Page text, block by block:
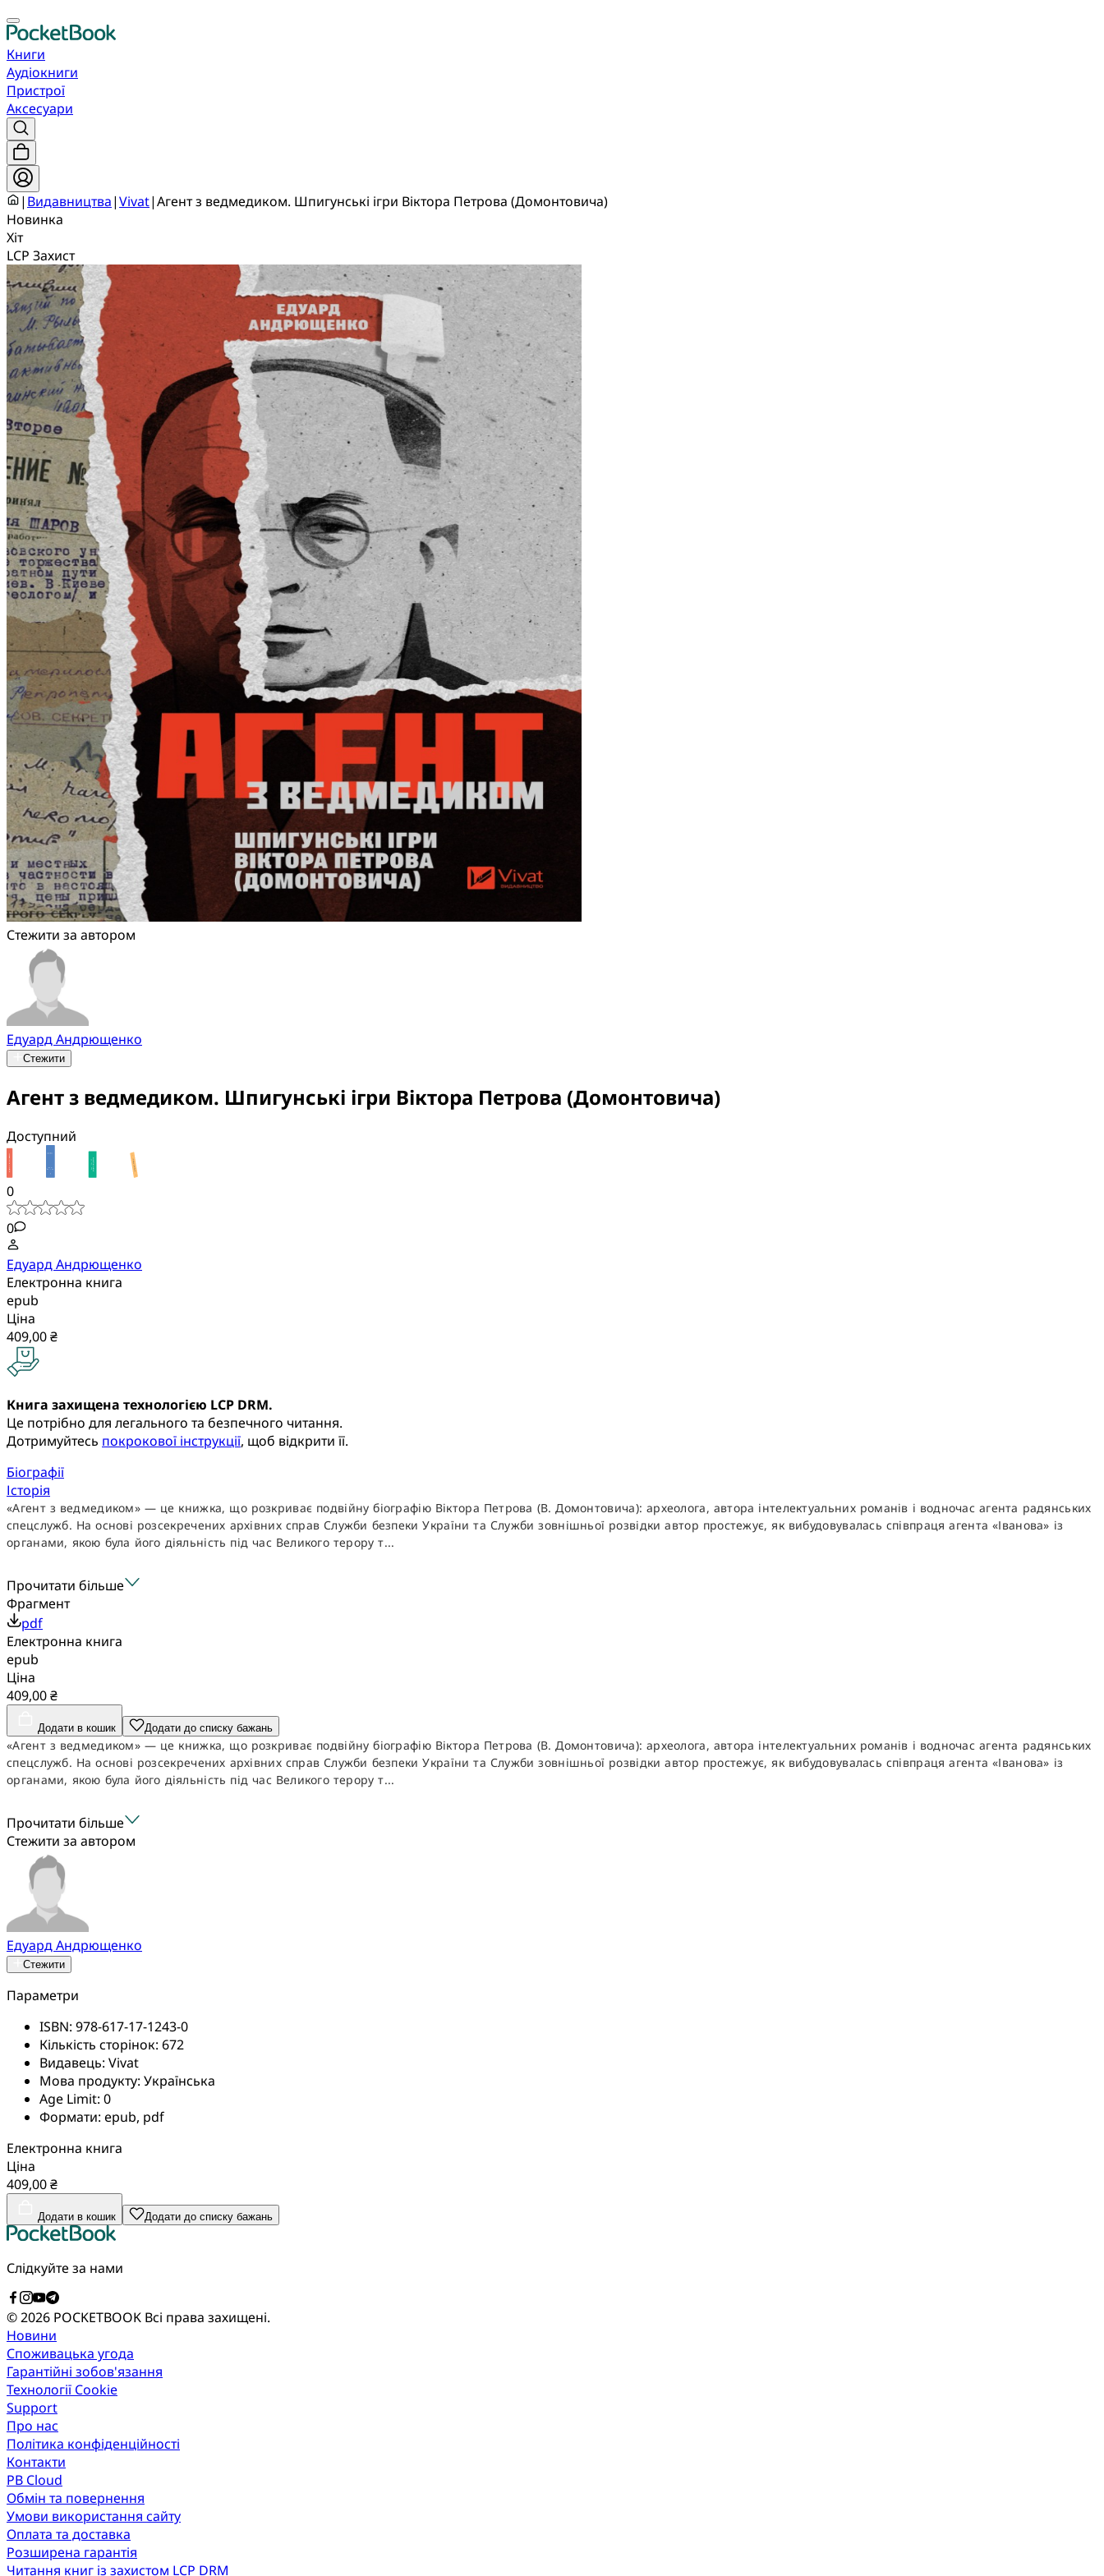
Книги
Аудіокниги
Пристрої
Аксесуари
| Видавництва|Vivat|Агент з ведмедиком. Шпигунські ігри Віктора Петрова (Домонтовича)
Новинка
Хіт
LCP Захист
Стежити за автором
Едуард Андрющенко
Стежити
Агент з ведмедиком. Шпигунські ігри Віктора Петрова (Домонтовича)
Доступний
0
0
Едуард Андрющенко
Електронна книга
epub
Ціна
409,00 ₴
Книга захищена технологією LCP DRM.
Це потрібно для легального та безпечного читання.
Дотримуйтесь покрокової інструкції, щоб відкрити її.
Біографії
Історія
«Агент з ведмедиком» — це книжка, що розкриває подвійну біографію Віктора Петрова (В. Домонтовича): археолога, автора інтелектуальних романів і водночас агента радянських
спецслужб. На основі розсекречених архівних справ Служби безпеки України та Служби зовнішньої розвідки автор простежує, як вибудовувалась співпраця агента «Іванова» із
органами, якою була його діяльність під час Великого терору т...
Прочитати більше
Фрагмент
pdf
Електронна книга
epub
Ціна
409,00 ₴
Додати в кошик Додати до списку бажань
«Агент з ведмедиком» — це книжка, що розкриває подвійну біографію Віктора Петрова (В. Домонтовича): археолога, автора інтелектуальних романів і водночас агента радянських
спецслужб. На основі розсекречених архівних справ Служби безпеки України та Служби зовнішньої розвідки автор простежує, як вибудовувалась співпраця агента «Іванова» із
органами, якою була його діяльність під час Великого терору т...
Прочитати більше
Стежити за автором
Едуард Андрющенко
Стежити
Параметри
ISBN: 978-617-17-1243-0
Кількість сторінок: 672
Видавець: Vivat
Мова продукту: Українська
Age Limit: 0
Формати: epub, pdf
Електронна книга
Ціна
409,00 ₴
Додати в кошик Додати до списку бажань
Слідкуйте за нами
© 2026 POCKETBOOK Всі права захищені.
Новини
Споживацька угода
Гарантійні зобов'язання
Технології Cookie
Support
Про нас
Політика конфіденційності
Контакти
PB Cloud
Обмін та повернення
Умови використання сайту
Оплата та доставка
Розширена гарантія
Читання книг із захистом LCP DRM